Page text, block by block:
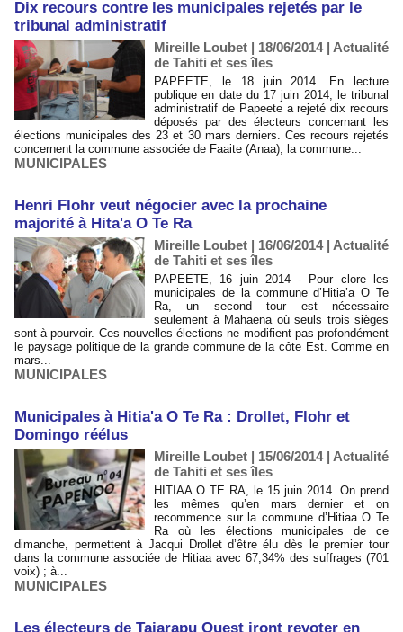
Dix recours contre les municipales rejetés par le
tribunal administratif
Mireille Loubet | 18/06/2014| Actualité
de Tahiti et ses îles
PAPEETE, le 18 juin 2014. En lecture
publique en date du 17 juin 2014, le tribunal
administratif de Papeete a rejeté dix recours
déposés par des électeurs concernant les
élections municipales des 23 et 30 mars derniers. Ces recours rejetés
concernent la commune associée de Faaite (Anaa), la commune...
MUNICIPALES
Henri Flohr veut négocier avec la prochaine
majorité à Hita'a O Te Ra
Mireille Loubet | 16/06/2014| Actualité
de Tahiti et ses îles
PAPEETE, 16 juin 2014 - Pour clore les
municipales de la commune d’Hitia’a O Te
Ra, un second tour est nécessaire
seulement à Mahaena où seuls trois sièges
sont à pourvoir. Ces nouvelles élections ne modifient pas profondément
le paysage politique de la grande commune de la côte Est. Comme en
mars...
MUNICIPALES
Municipales à Hitia'a O Te Ra : Drollet, Flohr et
Domingo réélus
Mireille Loubet | 15/06/2014| Actualité
de Tahiti et ses îles
HITIAA O TE RA, le 15 juin 2014. On prend
les mêmes qu’en mars dernier et on
recommence sur la commune d’Hitiaa O Te
Ra où les élections municipales de ce
dimanche, permettent à Jacqui Drollet d’être élu dès le premier tour
dans la commune associée de Hitiaa avec 67,34% des suffrages (701
voix) ; à...
MUNICIPALES
Les électeurs de Taiarapu Ouest iront revoter en